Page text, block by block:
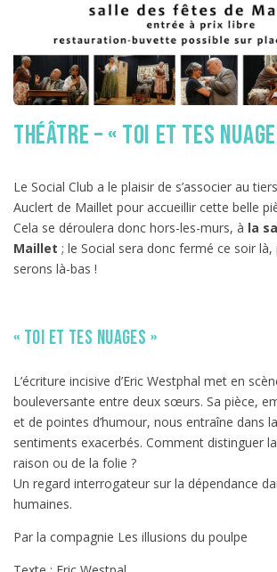
Théâtre – « Toi et tes
Le Social Club a le plaisir de s’associer au
Auclert de Maillet pour accueillir cette belle
Cela se déroulera donc hors-les-murs, à la
Maillet ; le Social sera donc fermé ce soir là,
serons là-bas !
« Toi et tes nuages »
L’écriture incisive d’Eric Westphal met en
bouleversante entre deux sœurs. Sa pièce,
et de pointes d’humour, nous entraîne dans
sentiments exacerbés. Comment distinguer
raison ou de la folie ?
Un regard interrogateur sur la dépendance
humaines.
Par la compagnie Les illusions du poulpe